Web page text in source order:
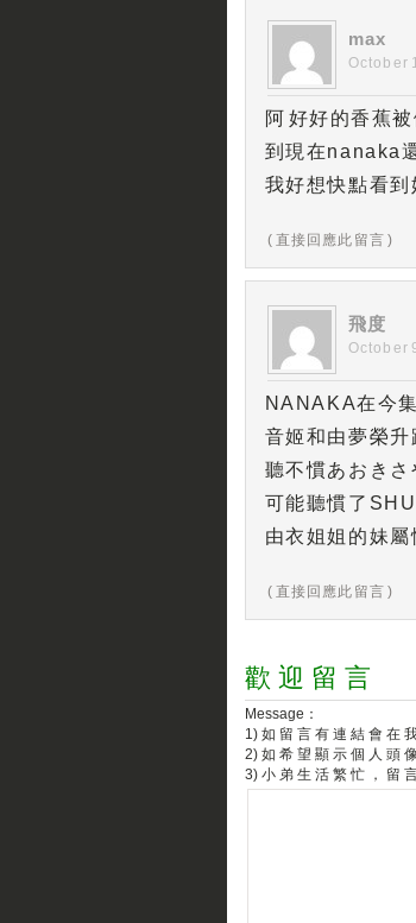
max
October
阿 好好的香蕉
到現在nanaka
我好想快點看到
( 直接回應此留言 )
飛度
October
NANAKA在今
音姬和由夢榮
聽不慣あおき
可能聽慣了
由衣姐姐的妹
( 直接回應此留言 )
歡 迎 留 言
Message：
1) 如 留 言 有 連 結 會 在
2) 如 希 望 顯 示 個 人 頭
3) 小 弟 生 活 繁 忙 ， 留